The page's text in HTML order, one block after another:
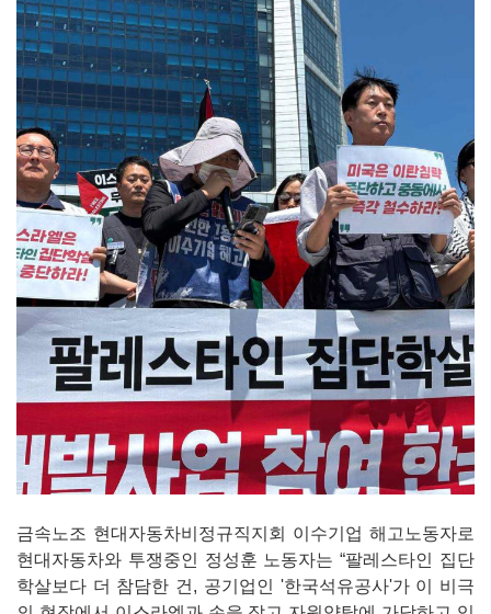
금속노조 현대자동차비정규직지회 이수기업 해고노동자로
현대자동차와 투쟁중인 정성훈 노동자는 “팔레스타인 집단
학살보다 더 참담한 건, 공기업인 '한국석유공사'가 이 비극